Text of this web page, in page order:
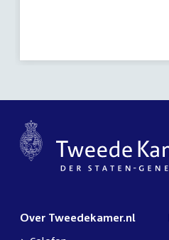
Over Tweedekamer.nl